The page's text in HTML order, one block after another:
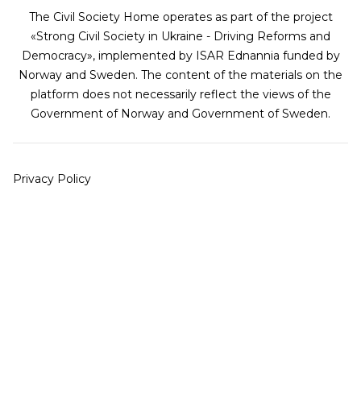
The Civil Society Home operates as part of the project
«Strong Civil Society in Ukraine - Driving Reforms and
Democracy», implemented by ISAR Ednannia funded by
Norway and Sweden. The content of the materials on the
platform does not necessarily reflect the views of the
Government of Norway and Government of Sweden.
Privacy Policy